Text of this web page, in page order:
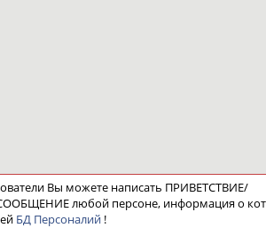
Вы можете написать ПРИВЕТСТВИЕ/
любой персоне, информация о
БД Персоналий!